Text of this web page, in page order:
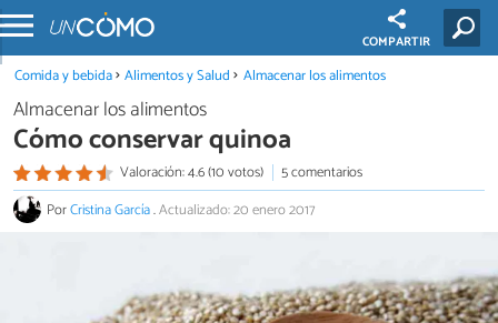
COMPARTIR
Comida y bebida Alimentos y Salud Almacenar los alimentos
Almacenar los alimentos
Cómo conservar quinoa
Valoración: 4.6 (10 votos)
5 comentarios
PorCristina García.Actualizado: 20 enero 2017